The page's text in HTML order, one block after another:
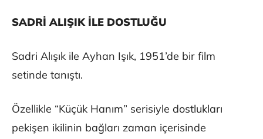
SADRİ ALIŞIK İLE DOSTLUĞU
Sadri Alışık ile Ayhan Işık, 1951’de bir film
setinde tanıştı.
Özellikle “Küçük Hanım” serisiyle dostlukları
pekişen ikilinin bağları zaman içerisinde